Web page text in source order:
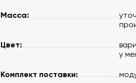
Масса:
Цвет:
у
Комплект поставки: